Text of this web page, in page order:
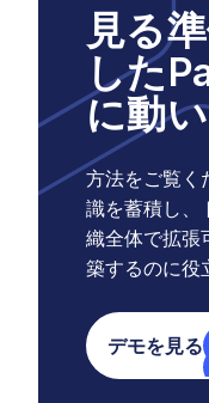
見る
した
に動
方法をご覧く
識を蓄積し、
織全体で拡張
築するのに役
デモを見る